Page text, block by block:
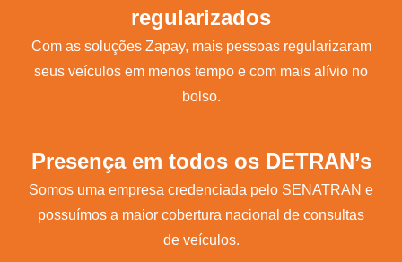
regularizados
Com as soluções Zapay, mais pessoas regularizaram
seus veículos em menos tempo e com mais alívio no
bolso.
Presença em todos os DETRAN’s
Somos uma empresa credenciada pelo SENATRAN e
possuímos a maior cobertura nacional de consultas
de veículos.